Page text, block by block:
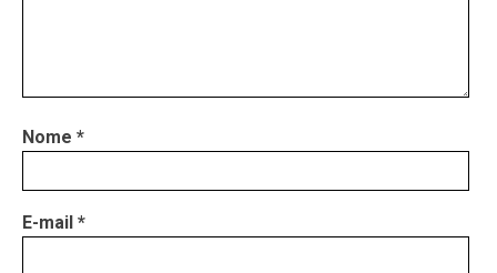
Nome *
E-mail *